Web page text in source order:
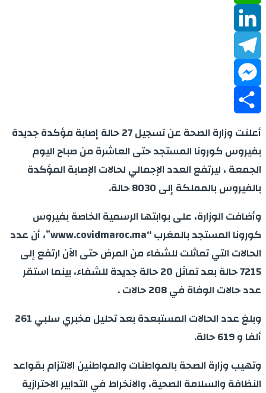
WhatsApp
LinkedIn
Telegram
Messenger
Share
أعلنت وزارة الصحة عن تسجيل 27 حالة إصابة مؤكدة جديدة
بفيروس كورونا المستجد حتى العاشرة من صباح اليوم
الجمعة ، ليرتفع العدد الإجمالي لحالات الإصابة المؤكدة
بالفيروس بالمملكة إلى 8030 حالة.
وأضافت الوزارة، على بوابتها الرسمية الخاصة بفيروس
كورونا المستجد بالمغرب “www.covidmaroc.ma”، أن عدد
الحالات التي تماثلت للشفاء من المرض حتى الآن ارتفع إلى
7215 حالة بعد تماثل 20 حالة جديدة للشفاء، بينما استقر
عدد حالات الوفاة في 208 حالات .
وبلغ عدد الحالات المستبعدة بعد تحليل مخبري سلبي 261
ألفا و 619 حالة.
وتهيب وزارة الصحة بالمواطنات والمواطنين الالتزام بقواعد
النظافة والسلامة الصحية، والانخراط في التدابير الاحترازية